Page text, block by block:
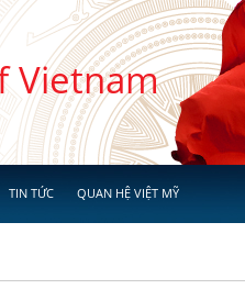
Vietnam
TIN TỨC QUAN HỆ VIỆT MỸ